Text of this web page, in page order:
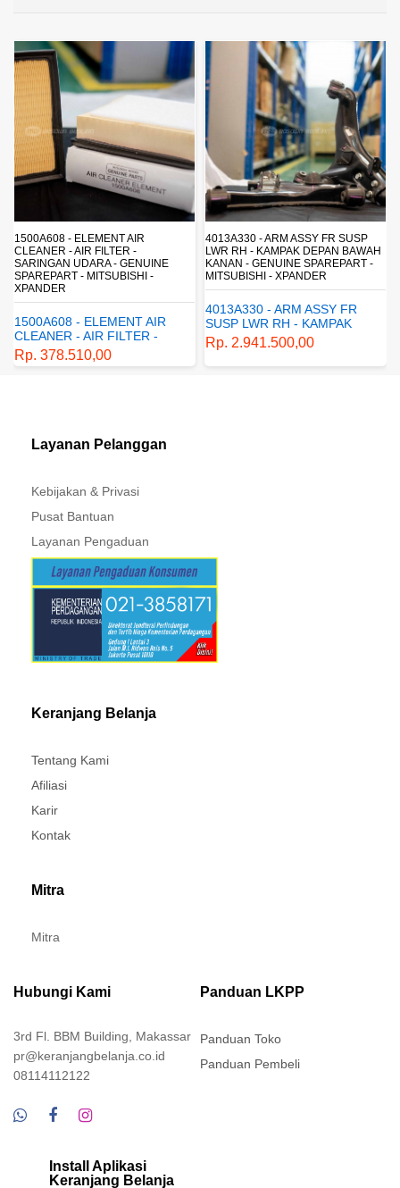
1500A608 - ELEMENT AIR
CLEANER - AIR FILTER -
SARINGAN UDARA - GENUINE
SPAREPART - MITSUBISHI -
XPANDER
1500A608 - ELEMENT AIR
CLEANER - AIR FILTER -
SARINGAN UDARA -
GENUINE SPAREPART -
Rp. 378.510,00
4013A330 - ARM ASSY FR SUSP
LWR RH - KAMPAK DEPAN BAWAH
KANAN - GENUINE SPAREPART -
MITSUBISHI - XPANDER
4013A330 - ARM ASSY FR
SUSP LWR RH - KAMPAK
DEPAN BAWAH KANAN -
GENUINE SPAREPART -
MITSUBISHI - XPANDER
Rp. 2.941.500,00
Layanan Pelanggan
Kebijakan & Privasi
Pusat Bantuan
Layanan Pengaduan
Keranjang Belanja
Tentang Kami
Afiliasi
Karir
Kontak
Mitra
Mitra
Hubungi Kami
3rd Fl. BBM Building, Makassar
pr@keranjangbelanja.co.id
08114112122
Panduan LKPP
Panduan Toko
Panduan Pembeli
Install Aplikasi
Keranjang Belanja